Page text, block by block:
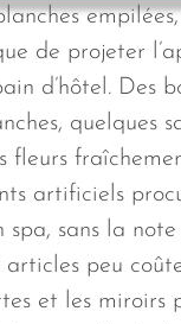
de projeter
d’hôtel. Des
quelques
fleurs
artificiels
spa, sans la
articles peu
et les miroirs